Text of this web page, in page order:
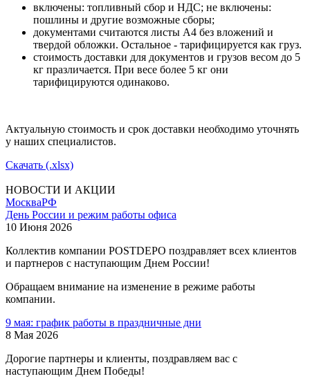
включены: топливный сбор и НДС; не включены:
пошлины и другие возможные сборы;
документами считаются листы А4 без вложений и
твердой обложки. Остальное - тарифицируется как груз.
стоимость доставки для документов и грузов весом до 5
кг празличается. При весе более 5 кг они
тарифицируются одинаково.
Актуальную стоимость и срок доставки необходимо уточнять
у наших специалистов.
Скачать (.xlsx)
НОВОСТИ И АКЦИИ
МоскваРФ
День России и режим работы офиса
10 Июня 2026
Коллектив компании POSTDEPO поздравляет всех клиентов
и партнеров с наступающим Днем России!
Обращаем внимание на изменение в режиме работы
компании.
9 мая: график работы в праздничные дни
8 Мая 2026
Дорогие партнеры и клиенты, поздравляем вас с
наступающим Днем Победы!